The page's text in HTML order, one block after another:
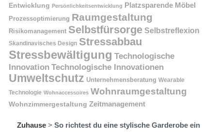
Entwicklung Persönlichkeitsentwicklung Platzsparende Möbel
Prozessoptimierung Raumgestaltung
Risikomanagement Selbstfürsorge Selbstreflexion
Skandinavisches Design Stressabbau
Stressbewältigung Technologische
Innovation Technologische Innovationen
Umweltschutz Unternehmensberatung Wearable
Technologie Wohnaccessoires Wohnraumgestaltung
Wohnzimmergestaltung Zeitmanagement
Zuhause > So richtest du eine stylische Garderobe ein